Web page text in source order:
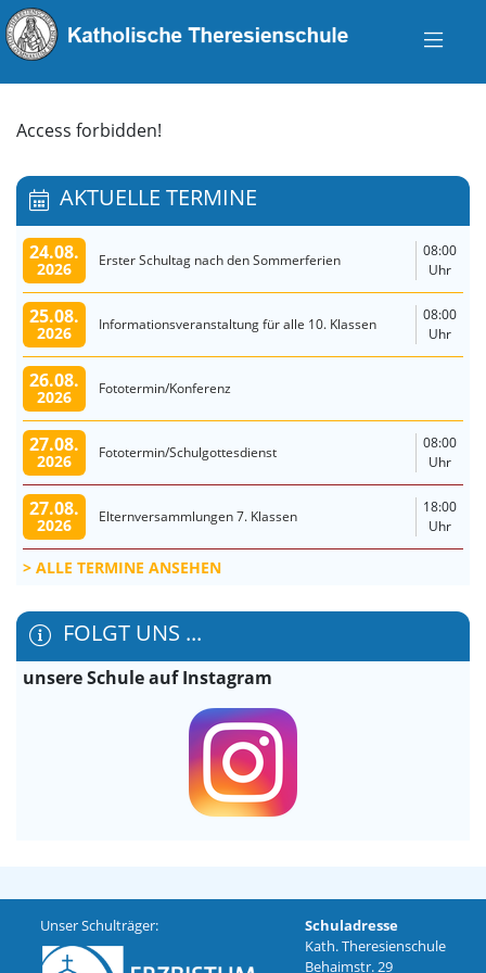
Access forbidden!
AKTUELLE TERMINE
24.08.
2026 Erster Schultag nach den Sommerferien
08:00
Uhr
25.08.
2026 Informationsveranstaltung für alle 10. Klassen
08:00
Uhr
26.08.
2026 Fototermin/Konferenz
27.08.
2026 Fototermin/Schulgottesdienst
08:00
Uhr
27.08.
2026 Elternversammlungen 7. Klassen
18:00
Uhr
ALLE TERMINE ANSEHEN
FOLGT UNS ...
unsere Schule auf Instagram
Unser Schulträger:
Schuladresse
Kath. Theresienschule
Behaimstr. 29